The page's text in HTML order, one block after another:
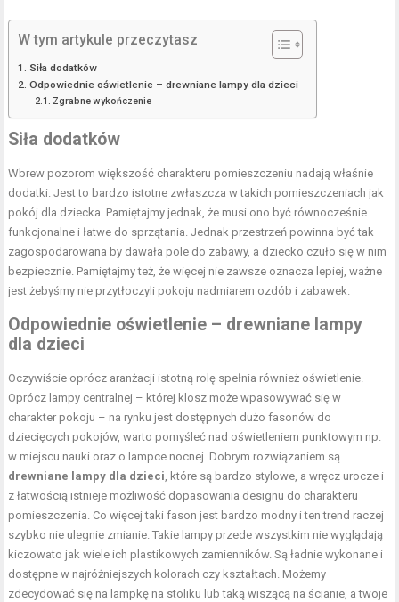
W tym artykule przeczytasz
Siła dodatków
Odpowiednie oświetlenie – drewniane lampy dla dzieci
Zgrabne wykończenie
Siła dodatków
Wbrew pozorom większość charakteru pomieszczeniu nadają właśnie
dodatki. Jest to bardzo istotne zwłaszcza w takich pomieszczeniach jak
pokój dla dziecka. Pamiętajmy jednak, że musi ono być równocześnie
funkcjonalne i łatwe do sprzątania. Jednak przestrzeń powinna być tak
zagospodarowana by dawała pole do zabawy, a dziecko czuło się w nim
bezpiecznie. Pamiętajmy też, że więcej nie zawsze oznacza lepiej, ważne
jest żebyśmy nie przytłoczyli pokoju nadmiarem ozdób i zabawek.
Odpowiednie oświetlenie – drewniane lampy
dla dzieci
Oczywiście oprócz aranżacji istotną rolę spełnia również oświetlenie.
Oprócz lampy centralnej – której klosz może wpasowywać się w
charakter pokoju – na rynku jest dostępnych dużo fasonów do
dziecięcych pokojów, warto pomyśleć nad oświetleniem punktowym np.
w miejscu nauki oraz o lampce nocnej. Dobrym rozwiązaniem są
drewniane lampy dla dzieci, które są bardzo stylowe, a wręcz urocze i
z łatwością istnieje możliwość dopasowania designu do charakteru
pomieszczenia. Co więcej taki fason jest bardzo modny i ten trend raczej
szybko nie ulegnie zmianie. Takie lampy przede wszystkim nie wyglądają
kiczowato jak wiele ich plastikowych zamienników. Są ładnie wykonane i
dostępne w najróżniejszych kolorach czy kształtach. Możemy
zdecydować się na lampkę na stoliku lub taką wiszącą na ścianie, a twoje